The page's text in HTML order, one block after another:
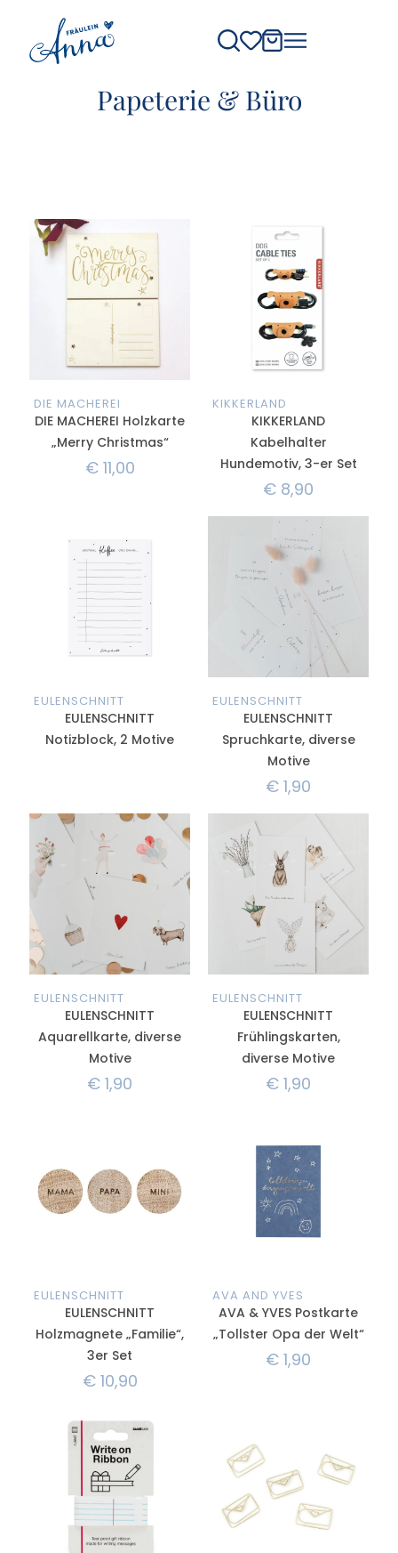
Papeterie & Büro
DIE MACHEREI
DIE MACHEREI Holzkarte
„Merry Christmas“
€11,00
KIKKERLAND
KIKKERLAND
Kabelhalter
Hundemotiv, 3-er Set
€ 8,90
EULENSCHNITT
EULENSCHNITT
Notizblock, 2 Motive
EULENSCHNITT
EULENSCHNITT
Spruchkarte, diverse
Motive
€ 1,90
EULENSCHNITT
EULENSCHNITT
Aquarellkarte, diverse
Motive
€ 1,90
EULENSCHNITT
EULENSCHNITT
Frühlingskarten,
diverse Motive
€ 1,90
EULENSCHNITT
EULENSCHNITT
Holzmagnete „Familie“,
3er Set
€10,90
AVA AND YVES
AVA & YVES Postkarte
„Tollster Opa der Welt“
€ 1,90